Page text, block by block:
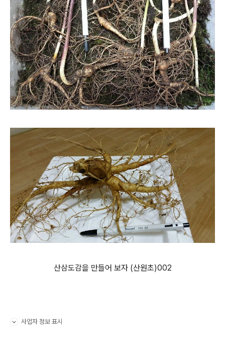
산삼도감을 만들어 보자 (산원초)002
사업자 정보 표시